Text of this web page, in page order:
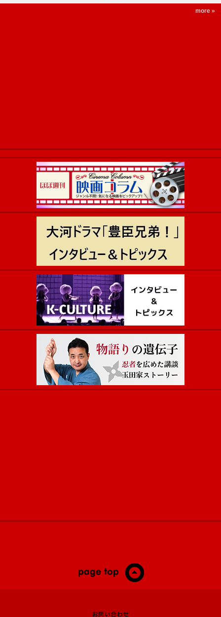
more »